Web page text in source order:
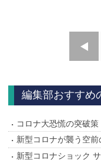
編集部おすすめ
コロナ大恐慌の突破策
新型コロナが襲う空
新型コロナショック